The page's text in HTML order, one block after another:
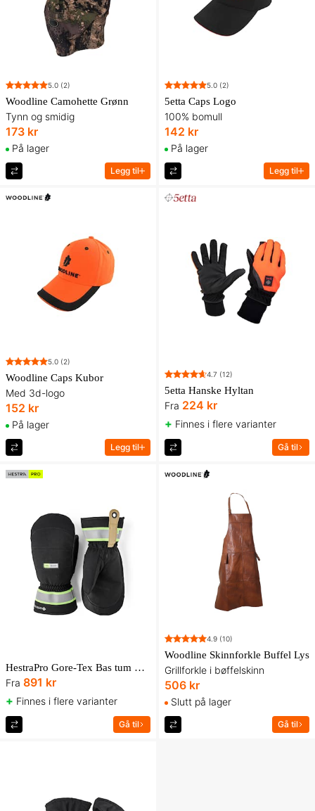
5.0 (2)
Woodline Camohette Grønn
Tynn og smidig
173 kr
På lager
Legg til
5.0 (2)
5etta Caps Logo
100% bomull
142 kr
På lager
Legg til
5.0 (2)
Woodline Caps Kubor
Med 3d-logo
152 kr
På lager
Legg til
4.7 (12)
5etta Hanske Hyltan
Fra 224 kr
+ Finnes i flere varianter
Gå til
HestraPro Gore-Tex Bas tum Glove
Fra 891 kr
+ Finnes i flere varianter
Gå til
4.9 (10)
Woodline Skinnforkle Buffel Lys
Grillforkle i bøffelskinn
506 kr
Slutt på lager
Gå til